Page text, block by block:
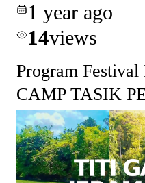
1 year ago
14views
Program
CAMP TASIK